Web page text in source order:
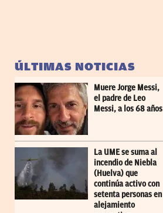
ÚLTIMAS NOTICIAS
Muere Jorge Messi,
el padre de Leo
Messi, a los 68 años
La UME se suma al
incendio de Niebla
(Huelva) que
continúa activo con
setenta personas en
alejamiento